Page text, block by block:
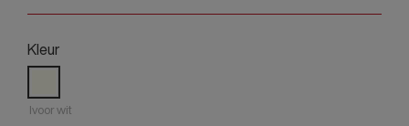
Kleur
Ivoor wit